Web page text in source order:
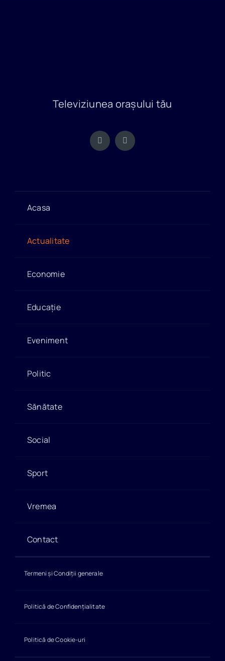
Televiziunea orașului tău
Acasa
Actualitate
Economie
Educație
Eveniment
Politic
Sănătate
Social
Sport
Vremea
Contact
Termeni și Condiții generale
Politică de Confidențialitate
Politică de Cookie-uri